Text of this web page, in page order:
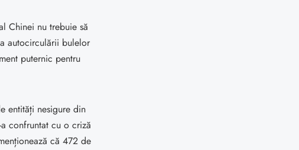
Chinei nu trebuie să
autocirculării bulelor
puternic pentru
entități nesigure din
confruntat cu o criză
că 472 de